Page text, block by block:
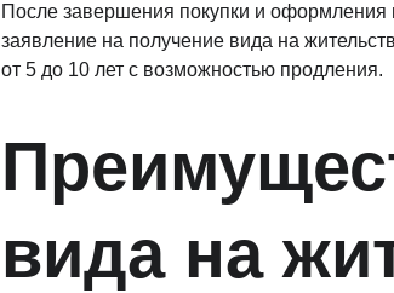
После завершения покупки и оформления
заявление на получение вида на
от 5 до 10 лет с возможностью продления.
вида на